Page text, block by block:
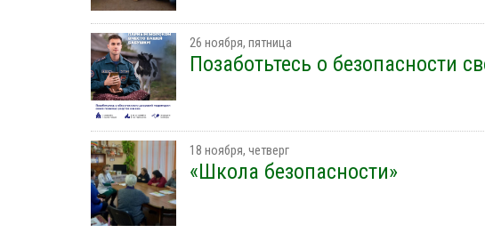
26 ноября, пятница
Позаботьтесь о безопасности
18 ноября, четверг
«Школа безопасности»